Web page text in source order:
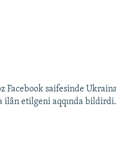
Facebook saifesinde
ilân etilgeni aqqında bildirdi.